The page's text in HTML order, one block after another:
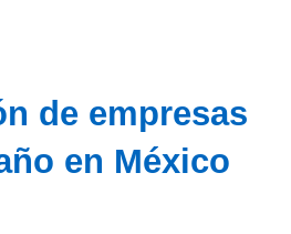
de empresas
en México